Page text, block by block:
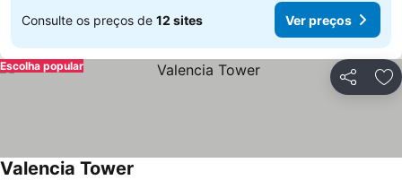
Consulte os preços de 12 sites Ver preços
Partilhar
Escolha popular
Valencia Tower